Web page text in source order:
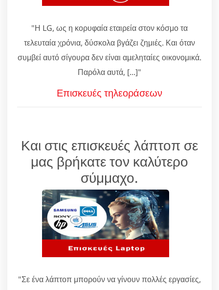
"Η LG, ως η κορυφαία εταιρεία στον κόσμο τα
τελευταία χρόνια, δύσκολα βγάζει ζημιές. Και όταν
συμβεί αυτό σίγουρα δεν είναι αμεληταίες οικονομικά.
Παρόλα αυτά, [...]"
Επισκευές τηλεοράσεων
Και στις επισκευές λάπτοπ σε
μας βρήκατε τον καλύτερο
σύμμαχο.
"Σε ένα λάπτοπ μπορούν να γίνουν πολλές εργασίες,